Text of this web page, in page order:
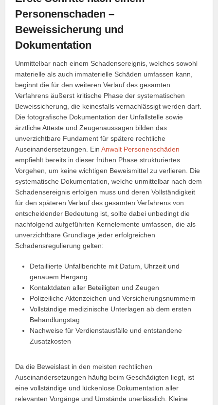
Personenschaden –
Beweissicherung und
Dokumentation
Unmittelbar nach einem Schadensereignis, welches sowohl
materielle als auch immaterielle Schäden umfassen kann,
beginnt die für den weiteren Verlauf des gesamten
Verfahrens äußerst kritische Phase der systematischen
Beweissicherung, die keinesfalls vernachlässigt werden darf.
Die fotografische Dokumentation der Unfallstelle sowie
ärztliche Atteste und Zeugenaussagen bilden das
unverzichtbare Fundament für spätere rechtliche
Auseinandersetzungen. EinAnwalt Personenschäden
empfiehlt bereits in dieser frühen Phase strukturiertes
Vorgehen, um keine wichtigen Beweismittel zu verlieren. Die
systematische Dokumentation, welche unmittelbar nach dem
Schadensereignis erfolgen muss und deren Vollständigkeit
für den späteren Verlauf des gesamten Verfahrens von
entscheidender Bedeutung ist, sollte dabei unbedingt die
nachfolgend aufgeführten Kernelemente umfassen, die als
unverzichtbare Grundlage jeder erfolgreichen
Schadensregulierung gelten:
Detaillierte Unfallberichte mit Datum, Uhrzeit und
genauem Hergang
Kontaktdaten aller Beteiligten und Zeugen
Polizeiliche Aktenzeichen und Versicherungsnummern
Vollständige medizinische Unterlagen ab dem ersten
Behandlungstag
Nachweise für Verdienstausfälle und entstandene
Zusatzkosten
Da die Beweislast in den meisten rechtlichen
Auseinandersetzungen häufig beim Geschädigten liegt, ist
eine vollständige und lückenlose Dokumentation aller
relevanten Vorgänge und Umstände unerlässlich. Kleine